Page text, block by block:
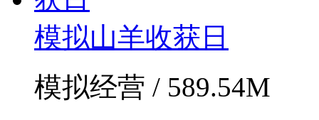
模拟山羊收获日
模拟经营 / 589.54M